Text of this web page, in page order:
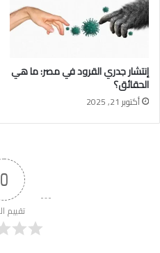
إنتشار جدري القرود في مصر: ما هي
الحقائق؟
أكتوبر 21, 2025
0
تقييم